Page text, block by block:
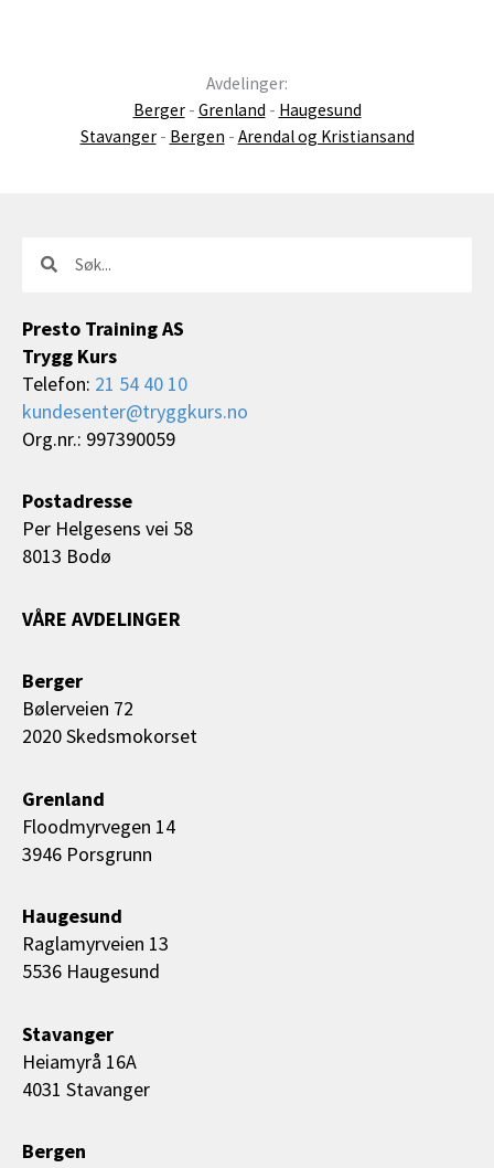
Avdelinger:
Berger- Grenland - Haugesund
Stavanger- Bergen - Arendal og Kristiansand
Søk
Presto Training AS
Trygg Kurs
Telefon: 21 54 40 10
kundesenter@tryggkurs.no
Org.nr.: 997390059
Postadresse
Per Helgesens vei 58
8013 Bodø
VÅRE AVDELINGER
Berger
Bølerveien 72
2020 Skedsmokorset
Grenland
Floodmyrvegen 14
3946 Porsgrunn
Haugesund
Raglamyrveien 13
5536 Haugesund
Stavanger
Heiamyrå 16A
4031 Stavanger
Bergen